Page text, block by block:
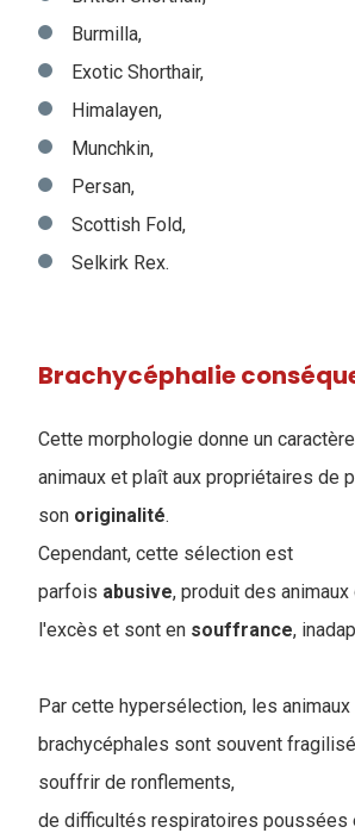
Burmilla,
Exotic Shorthair,
Himalayen,
Munchkin,
Persan,
Scottish Fold,
Selkirk Rex.
Brachycéphalie
Cette morphologie donne un
animaux et plaît aux propriétaires de
son originalité.
Cependant, cette sélection est
parfois abusive, produit des
l'excès et sont en souffrance,
Par cette hypersélection, les animaux
brachycéphales sont souvent
souffrir de ronflements,
de difficultés respiratoires poussées